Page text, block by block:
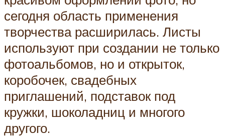
сегодня область применения
творчества расширилась. Листы
используют при создании не только
фотоальбомов, но и открыток,
коробочек, свадебных
приглашений, подставок под
кружки, шоколадниц и многого
другого.